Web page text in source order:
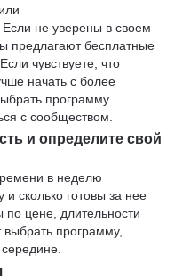
не уверены в своем
предлагают бесплатные
чувствуете, что
начать с более
программу
с сообществом.
и определите свой
в неделю
и сколько готовы за нее
по цене, длительности
программу,